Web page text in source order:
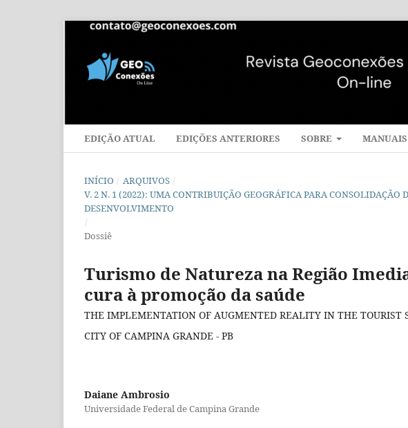
EDIÇÃO ATUAL EDIÇÕES ANTERIORES SOBRE
INÍCIO / ARQUIVOS /
V. 2 N. 1 (2022): UMA CONTRIBUIÇÃO GEOGRÁFICA PARA CONSOLIDAÇÃO
DESENVOLVIMENTO
/
Dossiê
Turismo de Natureza na Região
cura à promoção da saúde
THE IMPLEMENTATION OF AUGMENTED REALITY IN THE TOURIST
CITY OF CAMPINA GRANDE - PB
Daiane Ambrosio
Universidade Federal de Campina Grande